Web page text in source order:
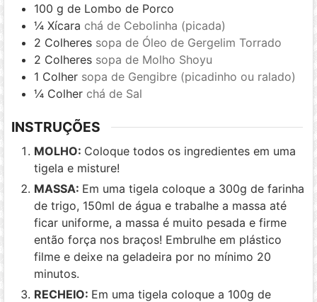
100 g de Lombo de Porco
¼ Xícara chá de Cebolinha (picada)
2 Colheres sopa de Óleo de Gergelim Torrado
2 Colheres sopa de Molho Shoyu
1 Colher sopa de Gengibre (picadinho ou ralado)
¼ Colher chá de Sal
INSTRUÇÕES
MOLHO: Coloque todos os ingredientes em uma
tigela e misture!
MASSA: Em uma tigela coloque a 300g de farinha
de trigo, 150ml de água e trabalhe a massa até
ficar uniforme, a massa é muito pesada e firme
então força nos braços! Embrulhe em plástico
filme e deixe na geladeira por no mínimo 20
minutos.
RECHEIO: Em uma tigela coloque a 100g de